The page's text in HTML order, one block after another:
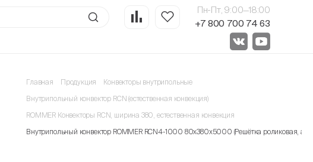
Пн-Пт, 9:00—18:00
+7 800 700 74 63
Главная Продукция Конвекторы внутрипольные
Внутрипольный конвектор RCN (естественная конвекция)
ROMMER Конвекторы RCN, ширина 380, естественная конвекция
Внутрипольный конвектор ROMMER RCN4-1000 80х380х5000 (Решётка роликовая,